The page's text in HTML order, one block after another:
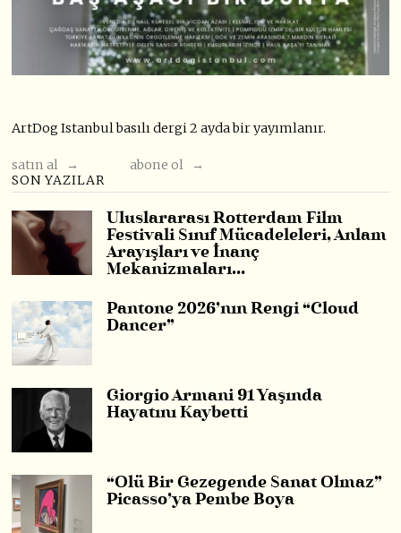
ArtDog Istanbul basılı dergi 2 ayda bir yayımlanır.
satın al →
abone ol →
SON YAZILAR
Uluslararası Rotterdam Film
Festivali Sınıf Mücadeleleri, Anlam
Arayışları ve İnanç
Mekanizmaları…
Pantone 2026’nın Rengi “Cloud
Dancer”
Giorgio Armani 91 Yaşında
Hayatını Kaybetti
“Ölü Bir Gezegende Sanat Olmaz”
Picasso’ya Pembe Boya